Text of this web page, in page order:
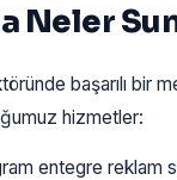
Neler
başarılı bir
hizmetler:
entegre reklam